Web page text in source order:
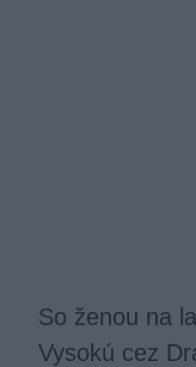
So ženou na
Vysokú cez